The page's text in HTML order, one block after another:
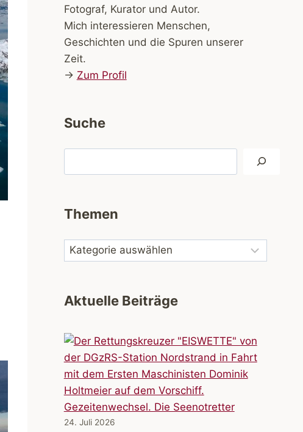
Fotograf, Kurator und Autor.
Mich interessieren Menschen,
Geschichten und die Spuren unserer
Zeit.
→ Zum Profil
Suche
Themen
Aktuelle Beiträge
Gezeitenwechsel. Die Seenotretter
24. Juli 2026